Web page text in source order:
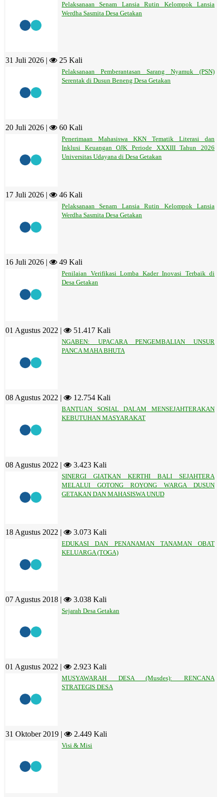
Pelaksanaan Senam Lansia Rutin Kelompok Lansia
Werdha Sasmita Desa Getakan
31 Juli 2026 | 25 Kali
Pelaksanaan Pemberantasan Sarang Nyamuk (PSN)
Serentak di Dusun Beneng Desa Getakan
20 Juli 2026 | 60 Kali
Penerimaan Mahasiswa KKN Tematik Literasi dan
Inklusi Keuangan OJK Periode XXXIII Tahun 2026
Universitas Udayana di Desa Getakan
17 Juli 2026 | 46 Kali
Pelaksanaan Senam Lansia Rutin Kelompok Lansia
Werdha Sasmita Desa Getakan
16 Juli 2026 | 49 Kali
Penilaian Verifikasi Lomba Kader Inovasi Terbaik di
Desa Getakan
01 Agustus 2022 | 51.417 Kali
NGABEN: UPACARA PENGEMBALIAN UNSUR
PANCA MAHA BHUTA
08 Agustus 2022 | 12.754 Kali
BANTUAN SOSIAL DALAM MENSEJAHTERAKAN
KEBUTUHAN MASYARAKAT
08 Agustus 2022 | 3.423 Kali
SINERGI GIATKAN KERTHI BALI SEJAHTERA
MELALUI GOTONG ROYONG WARGA DUSUN
GETAKAN DAN MAHASISWA UNUD
18 Agustus 2022 | 3.073 Kali
EDUKASI DAN PENANAMAN TANAMAN OBAT
KELUARGA (TOGA)
07 Agustus 2018 | 3.038 Kali
Sejarah Desa Getakan
01 Agustus 2022 | 2.923 Kali
MUSYAWARAH DESA (Musdes): RENCANA
STRATEGIS DESA
31 Oktober 2019 | 2.449 Kali
Visi & Misi